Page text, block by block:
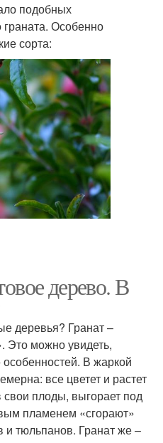
подобных
граната. Особенно
сорта:
дерево. В
деревья? Гранат –
Это можно увидеть,
В жаркой
все цветет и растет
свои плоды, выгорает под
пламенем «сгорают»
и тюльпанов. Гранат же –